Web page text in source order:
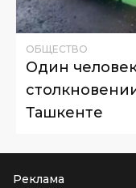
ОБЩЕСТВО
Один
Ташкенте
Реклама